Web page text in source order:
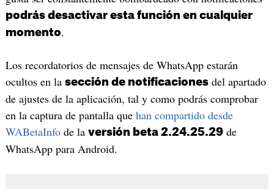
podrás desactivar esta función en cualquier
momento.
Los recordatorios de mensajes de WhatsApp estarán
ocultos en la sección de notificacionesdel apartado
de ajustes de la aplicación, tal y como podrás comprobar
en la captura de pantalla que han compartido desde
WABetaInfode la versión beta 2.24.25.29de
WhatsApp para Android.